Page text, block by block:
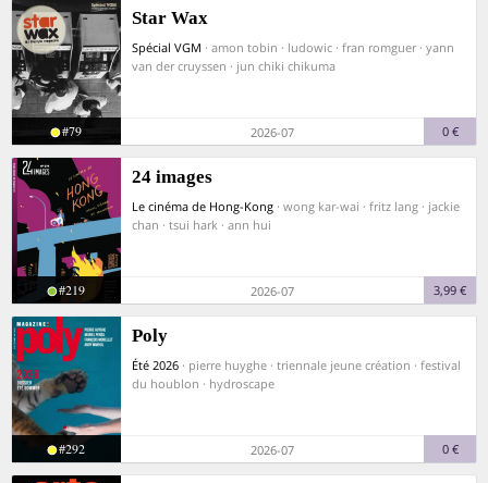
Star Wax
Spécial VGM · amon tobin · ludowic · fran romguer · yann
van der cruyssen · jun chiki chikuma
#79 2026-07 0 €
24 images
Le cinéma de Hong-Kong · wong kar-wai · fritz lang · jackie
chan · tsui hark · ann hui
#219 2026-07 3,99 €
Poly
Été 2026 · pierre huyghe · triennale jeune création · festival
du houblon · hydroscape
#292 2026-07 0 €